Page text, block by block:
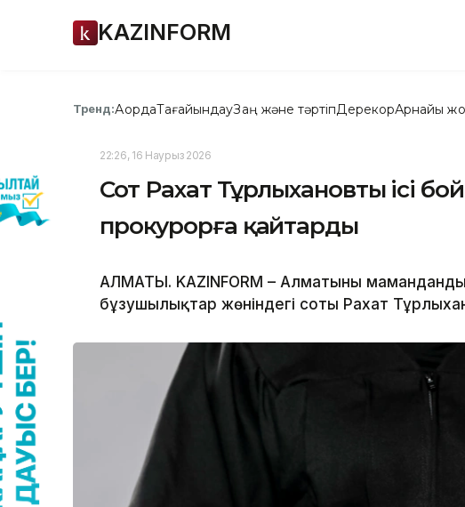
KAZINFORM
Тренд:АқордаТағайындауЗаң және тәртіпДерекқорАрнайы
22:26, 16 Наурыз 2026
Сот Рахат Тұрлыхановтың ісі
прокурорға қайтарды
АЛМАТЫ. KAZINFORM – Алматының
бұзушылықтар жөніндегі соты Рахат